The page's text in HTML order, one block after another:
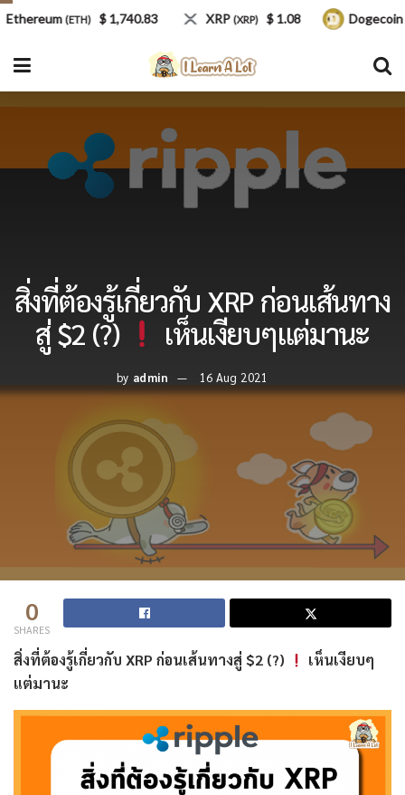
สิ่งที่ต้องรู้เกี่ยวกับ XRP ก่อนเส้นทาง
สู่ $2 (?)
เห็นเงียบๆแต่มานะ
by admin 16 Aug 2021
0
SHARES
สิ่งที่ต้องรู้เกี่ยวกับ XRP ก่อนเส้นทางสู่ $2 (?)
เห็นเงียบๆ
แต่มานะ
(ETH) $ 1,740.83 XRP(XRP) $ 1.08 Dogecoin